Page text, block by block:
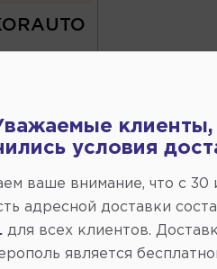
клиенты,
условия
ваше внимание, что c 30
адресной доставки
для всех клиентов.
является